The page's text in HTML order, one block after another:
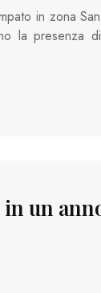
in zona San
la presenza di
in un